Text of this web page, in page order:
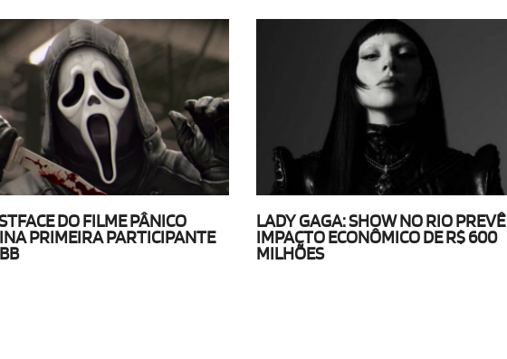
DO FILME PÂNICO
PRIMEIRA PARTICIPANTE
LADY GAGA: SHOW NO RIO PREVÊ
IMPACTO ECONÔMICO DE R$ 600
MILHÕES